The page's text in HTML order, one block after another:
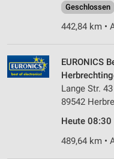
Geschlossen
442,84 km •
EURONICS
Lange Str. 43
89542
Heute 08:30
489,64 km •
Analyse von
Verwendung reduzierter
IAB-Besonderheiten:
Verwendung genauer